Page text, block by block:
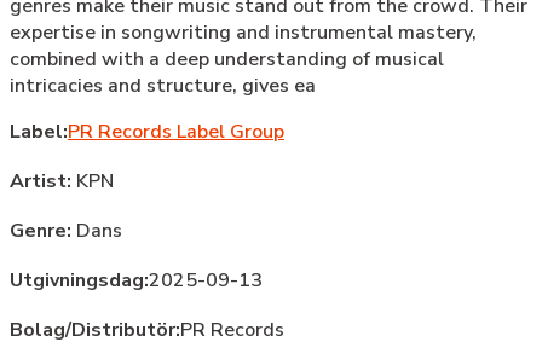
genres make their music stand out from the crowd. Their
expertise in songwriting and instrumental mastery,
combined with a deep understanding of musical
intricacies and structure, gives ea
Label:PR Records Label Group
Artist: KPN
Genre: Dans
Utgivningsdag:2025-09-13
Bolag/Distributör:PR Records